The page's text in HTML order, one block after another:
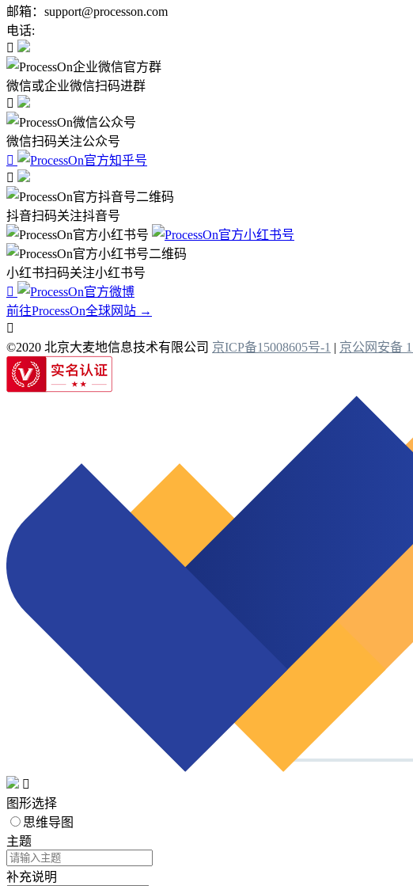
邮箱：support@processon.com
电话:

微信或企业微信扫码进群

微信扫码关注公众号


抖音扫码关注抖音号
小红书扫码关注小红书号

前往ProcessOn全球网站 →

©2020 北京大麦地信息技术有限公司 京ICP备15008605号-1 | 京公网安备

图形选择
思维导图
主题
补充说明